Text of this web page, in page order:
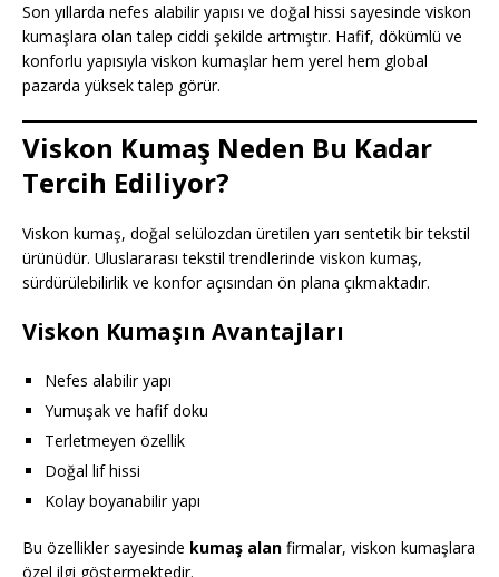
Son yıllarda nefes alabilir yapısı ve doğal hissi sayesinde viskon
kumaşlara olan talep ciddi şekilde artmıştır. Hafif, dökümlü ve
konforlu yapısıyla viskon kumaşlar hem yerel hem global
pazarda yüksek talep görür.
Viskon Kumaş Neden Bu Kadar
Tercih Ediliyor?
Viskon kumaş, doğal selülozdan üretilen yarı sentetik bir tekstil
ürünüdür. Uluslararası tekstil trendlerinde viskon kumaş,
sürdürülebilirlik ve konfor açısından ön plana çıkmaktadır.
Viskon Kumaşın Avantajları
Nefes alabilir yapı
Yumuşak ve hafif doku
Terletmeyen özellik
Doğal lif hissi
Kolay boyanabilir yapı
Bu özellikler sayesinde kumaş alan firmalar, viskon kumaşlara
özel ilgi göstermektedir.